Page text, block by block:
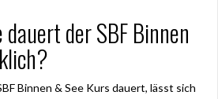
der SBF Binnen
Binnen & See Kurs dauert, lässt sich